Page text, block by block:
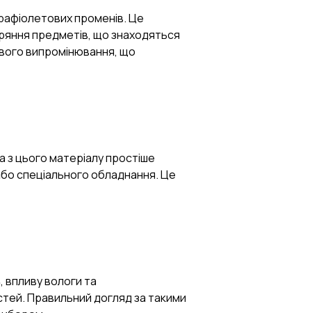
променів. Це
предметів, що знаходяться
випромінювання, що
цього матеріалу простіше
спеціального обладнання. Це
впливу вологи та
Правильний догляд за такими